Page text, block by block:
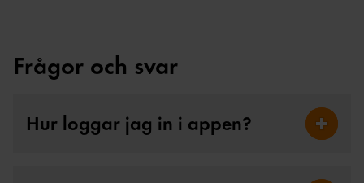
Frågor och svar
Hur loggar jag in i appen? Fäll ut